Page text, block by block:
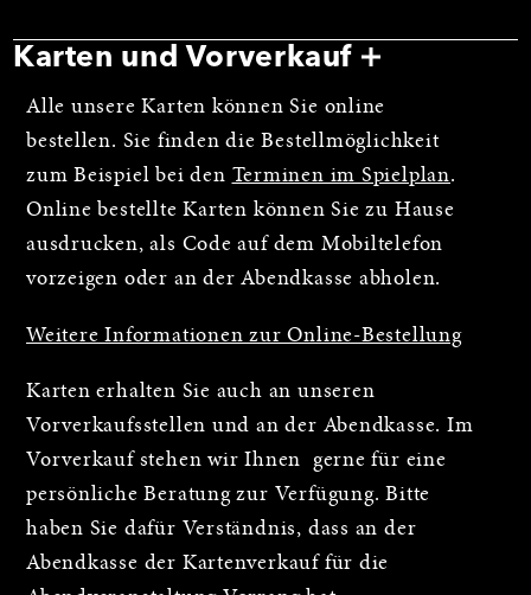
Karten und Vorverkauf
Alle unsere Karten können Sie online
bestellen. Sie finden die Bestellmöglichkeit
zum Beispiel bei den Terminen im Spielplan.
Online bestellte Karten können Sie zu Hause
ausdrucken, als Code auf dem Mobiltelefon
vorzeigen oder an der Abendkasse abholen.
Weitere Informationen zur Online-Bestellung
Karten erhalten Sie auch an unseren
Vorverkaufsstellen und an der Abendkasse. Im
Vorverkauf stehen wir Ihnen gerne für eine
persönliche Beratung zur Verfügung. Bitte
haben Sie dafür Verständnis, dass an der
Abendkasse der Kartenverkauf für die